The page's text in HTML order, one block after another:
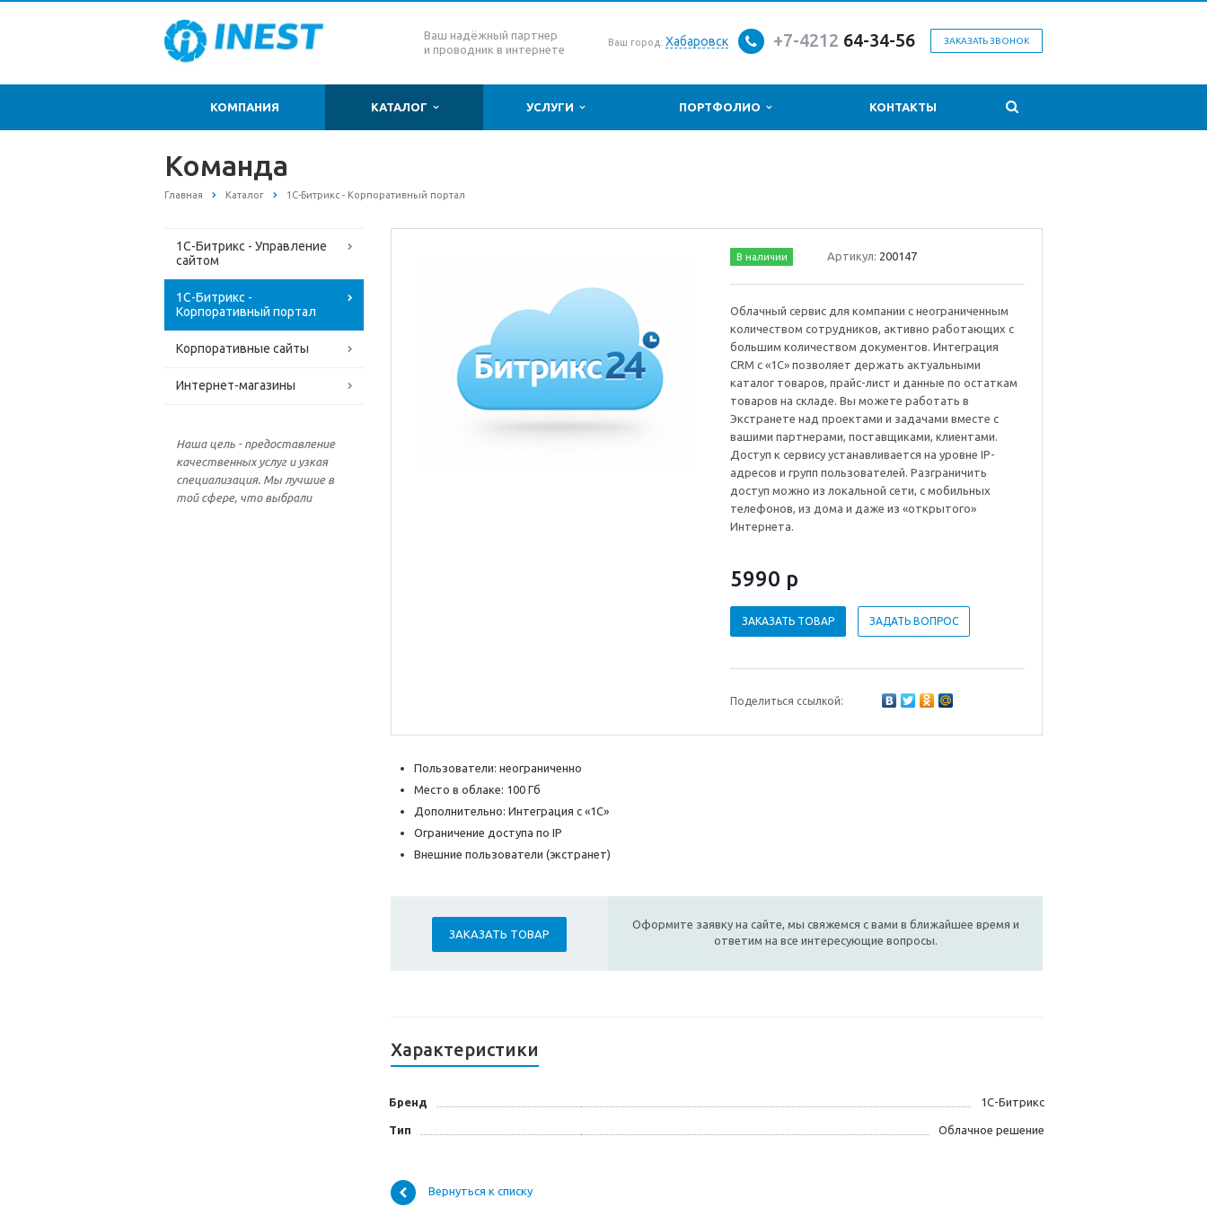
Ваш надёжный партнер
и проводник в интернете
Ваш город: Хабаровск ЗАКАЗАТЬ ЗВОНОК
+7-4212 64-34-56
КОМПАНИЯ КАТАЛОГ УСЛУГИ ПОРТФОЛИО КОНТАКТЫ
Команда
Главная Каталог 1С-Битрикс - Корпоративный портал
1С-Битрикс - Управление
сайтом
1С-Битрикс -
Корпоративный портал
Корпоративные сайты
Интернет-магазины
Наша цель - предоставление
качественных услуг и узкая
специализация. Мы лучшие в
той сфере, что выбрали
В наличии Артикул: 200147
Облачный сервис для компании с неограниченным
количеством сотрудников, активно работающих с
большим количеством документов. Интеграция
CRM с «1С» позволяет держать актуальными
каталог товаров, прайс-лист и данные по остаткам
товаров на складе. Вы можете работать в
Экстранете над проектами и задачами вместе с
вашими партнерами, поставщиками, клиентами.
Доступ к сервису устанавливается на уровне IP-
адресов и групп пользователей. Разграничить
доступ можно из локальной сети, с мобильных
телефонов, из дома и даже из «открытого»
Интернета.
5990 р
ЗАКАЗАТЬ ТОВАР ЗАДАТЬ ВОПРОС
Поделиться ссылкой:
Пользователи: неограниченно
Место в облаке: 100 Гб
Дополнительно: Интеграция с «1С»
Ограничение доступа по IP
Внешние пользователи (экстранет)
ЗАКАЗАТЬ ТОВАР
Оформите заявку на сайте, мы свяжемся с вами в ближайшее время и
ответим на все интересующие вопросы.
Характеристики
Бренд 1С-Битрикс
Тип Облачное решение
Вернуться к списку